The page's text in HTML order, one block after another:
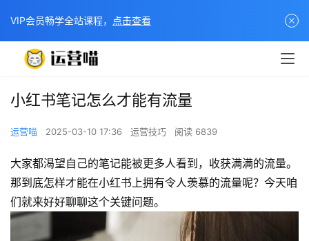
小红书笔记怎么才能有流量
运营喵 2025-03-10 17:36 运营技巧 阅读 6839
大家都渴望自己的笔记能被更多人看到，收获满满的流量。
那到底怎样才能在小红书上拥有令人羡慕的流量呢？今天咱
们就来好好聊聊这个关键问题。
VIP会员畅学全站课程， 点击查看